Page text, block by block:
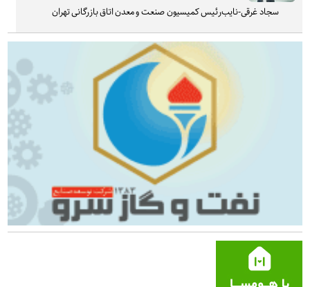
سجاد غرقی-نایب‌رئیس کمیسیون صنعت و معدن اتاق بازرگانی تهران